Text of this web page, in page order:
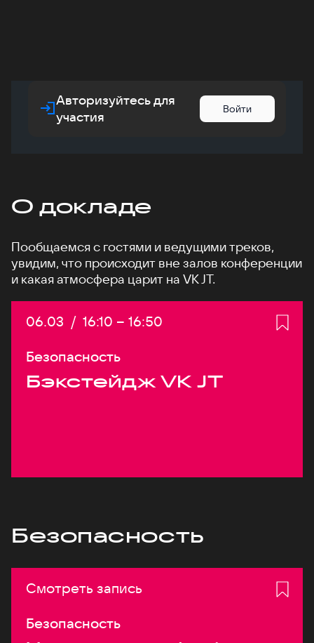
Авторизуйтесь для
участия
Войти
О докладе
Пообщаемся с гостями и ведущими треков,
увидим, что происходит вне залов конференции
и какая атмосфера царит на VK JT.
Дата:
06.03 / Начало:
16:10 – Конец:
16:50
Безопасность
Бэкстейдж VK JT
Безопасность
Смотреть запись
Безопасность